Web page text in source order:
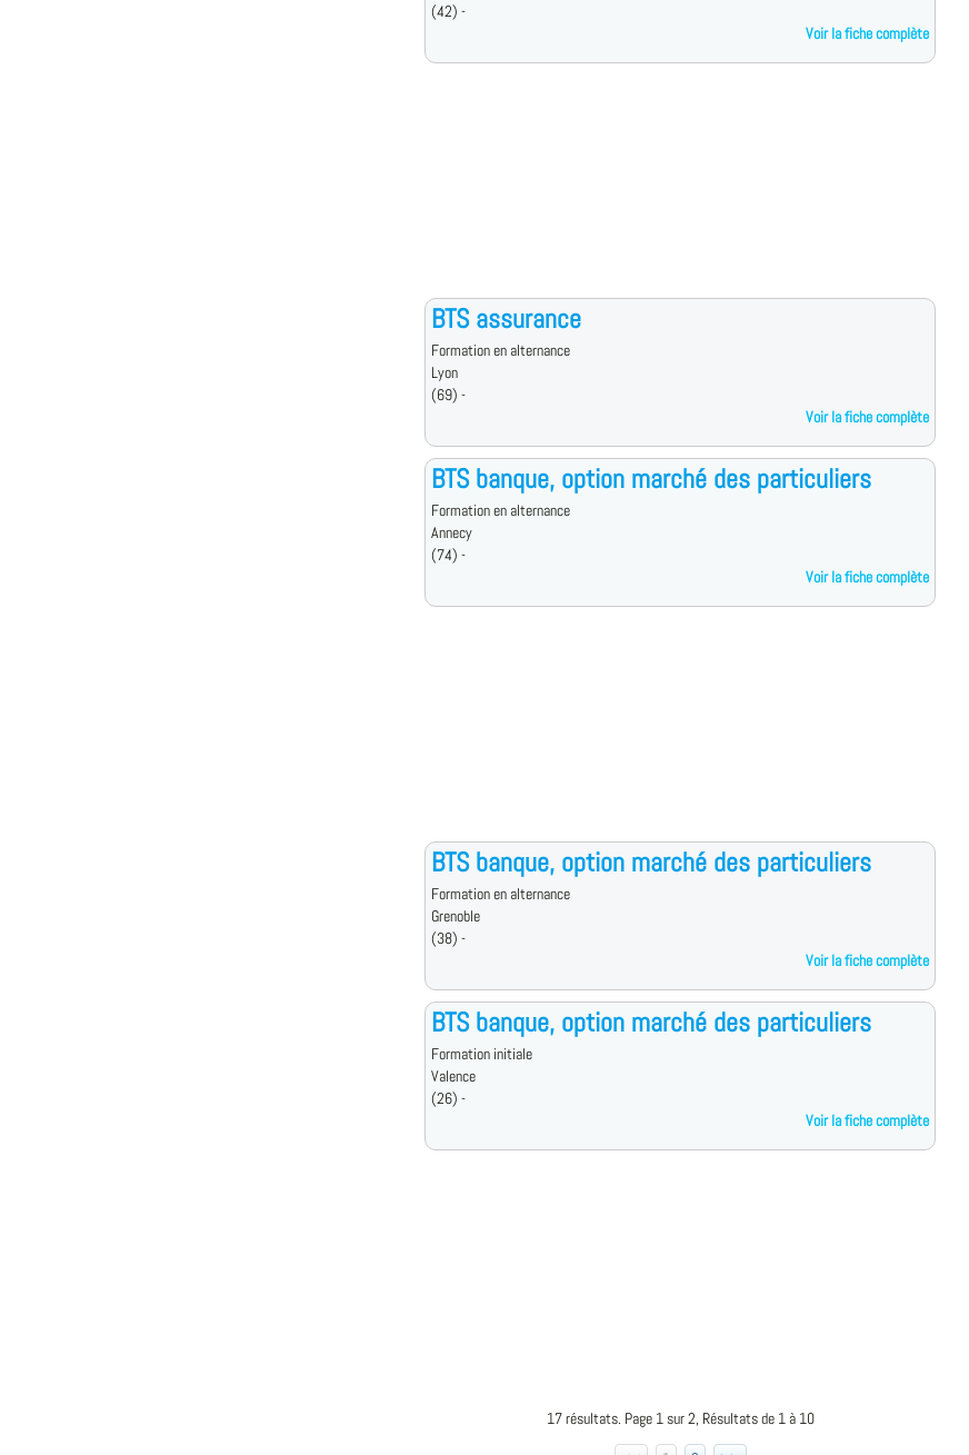
(42) -
Voir la fiche complète
BTS assurance
Formation en alternance
Lyon
(69) -
Voir la fiche complète
BTS banque, option marché des particuliers
Formation en alternance
Annecy
(74) -
Voir la fiche complète
BTS banque, option marché des particuliers
Formation en alternance
Grenoble
(38) -
Voir la fiche complète
BTS banque, option marché des particuliers
Formation initiale
Valence
(26) -
Voir la fiche complète
17 résultats. Page 1 sur 2, Résultats de 1 à 10